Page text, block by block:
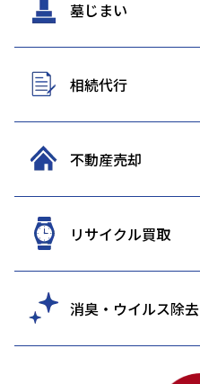
墓じまい
相続代行
不動産売却
リサイクル買取
消臭・ウイルス除去